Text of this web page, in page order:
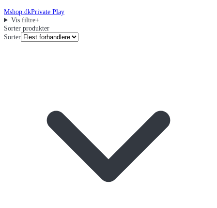
Mshop.dkPrivate Play
Vis filtre+
Sorter produkter
Sorter